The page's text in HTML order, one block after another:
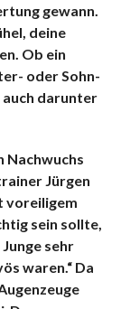
gewann.
deine
Ob ein
oder Sohn-
darunter
Nachwuchs
Jürgen
voreiligem
sein sollte,
sehr
waren.“ Da